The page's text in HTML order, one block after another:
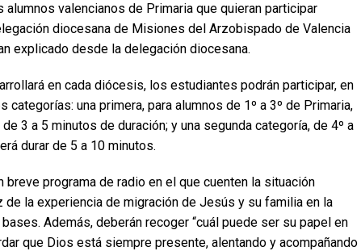
alumnos valencianos de Primaria que quieran participar
diocesana de Misiones del Arzobispado de Valencia
explicado desde la delegación diocesana.
en cada diócesis, los estudiantes podrán participar, en
una primera, para alumnos de 1º a 3º de Primaria,
3 a 5 minutos de duración; y una segunda categoría, de 4º a
durar de 5 a 10 minutos.
breve programa de radio en el que cuenten la situación
de la experiencia de migración de Jesús y su familia en la
Además, deberán recoger “cuál puede ser su papel en
que Dios está siempre presente, alentando y acompañando